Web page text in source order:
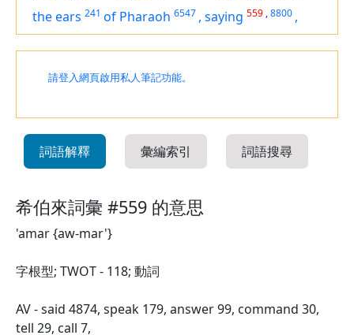
the ears 241 of Pharaoh 6547 , saying 559 ,8800 ,
請登入網頁啟用私人筆記功能。
詞語解釋 彙編索引 詞語搜尋
希伯來詞彙 #559 的意思
'amar {aw-mar'}
字根型; TWOT - 118; 動詞
AV - said 4874, speak 179, answer 99, command 30,
tell 29, call 7,